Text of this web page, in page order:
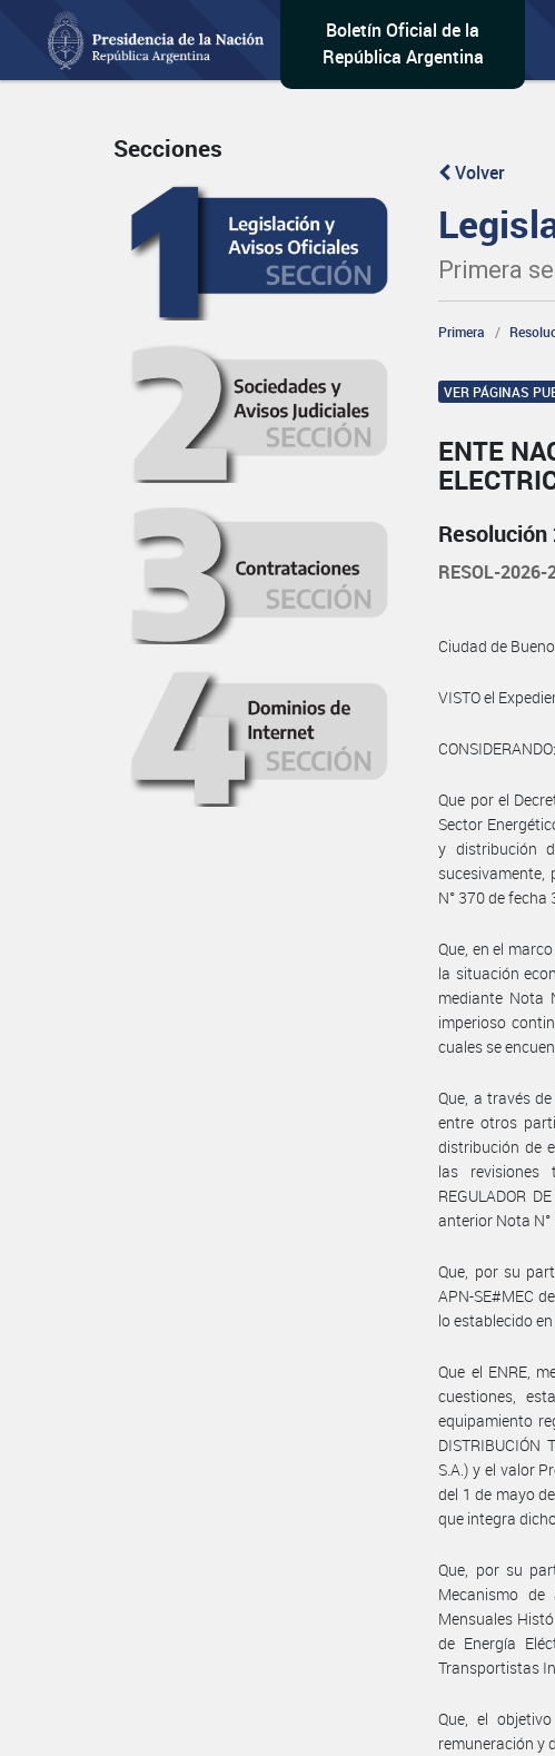
Boletín Oficial de la
República Argentina
Secciones
Volver
Primera
Primera
VER PÁGINAS
ENTE
RESOL-2026-
Ciudad de
VISTO el
CONSIDERANDO:
Que por el
Sector
y distribución
N° 370 de fecha
Que, en el
la situación
mediante Nota
imperioso
cuales se
Que, a través
entre otros
distribución de
las revisiones
REGULADOR
anterior Nota
Que, por su
APN-SE#MEC
lo establecido
Que el ENRE,
cuestiones,
equipamiento
DISTRIBUCIÓN
S.A.) y el valor
del 1 de mayo
que integra
Que, por su
Mecanismo
Mensuales
de Energía
Transportistas
Que, el
remuneración y